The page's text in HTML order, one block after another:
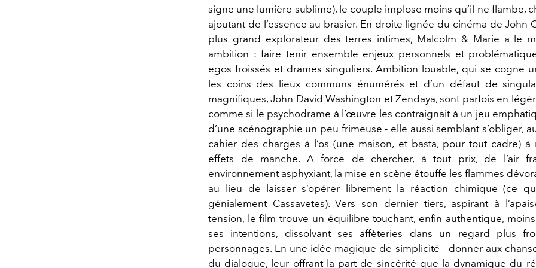
signe une lumière sublime), le couple implose moins qu’il ne flambe,
ajoutant de l’essence au brasier. En droite lignée du cinéma de John
plus grand explorateur des terres intimes, Malcolm & Marie a le
ambition : faire tenir ensemble enjeux personnels et
egos froissés et drames singuliers. Ambition louable, qui se cogne
les coins des lieux communs énumérés et d’un défaut de
magnifiques, John David Washington et Zendaya, sont parfois en
comme si le psychodrame à l’œuvre les contraignait à un jeu
d’une scénographie un peu frimeuse - elle aussi semblant s’obliger,
cahier des charges à l’os (une maison, et basta, pour tout cadre) à
effets de manche. A force de chercher, à tout prix, de l’air
environnement asphyxiant, la mise en scène étouffe les flammes
au lieu de laisser s’opérer librement la réaction chimique (ce
génialement Cassavetes). Vers son dernier tiers, aspirant à
tension, le film trouve un équilibre touchant, enfin authentique,
ses intentions, dissolvant ses affèteries dans un regard plus
personnages. En une idée magique de simplicité - donner aux
du dialogue, leur offrant la part de sincérité que la dynamique du